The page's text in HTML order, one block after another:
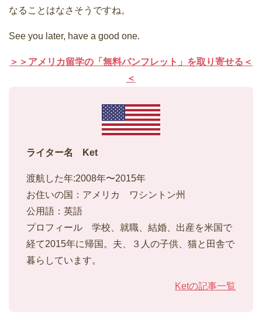
なることはなさそうですね。
See you later, have a good one.
＞＞アメリカ留学の「無料パンフレット」を取り寄せる＜
＜
ライター名 Ket
渡航した年:2008年〜2015年
お住いの国：アメリカ ワシントン州
公用語：英語
プロフィール 学校、就職、結婚、出産を米国で
経て2015年に帰国。夫、３人の子供、猫と田舎で
暮らしています。
Ketの記事一覧